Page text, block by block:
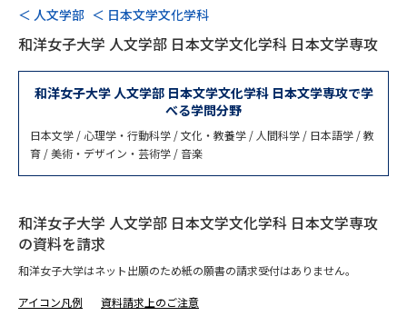
配慮案内」の請求
幼稚園教員資格認定試験 小学校教員資格認定試験
高等学校（情報）教員資格認定
大学研究 大学検索
大学で学べる内容や特徴を調べる
新増設大学・学部・学科特集
＜ 人文学部 ＜ 日本文学文化学科
和洋女子大学 人文学部 日本文学文化学科 日本文学専攻
和洋女子大学 人文学部 日本文学文化学科 日本文学専攻で学
べる学問分野
日本文学 / 心理学・行動科学 / 文化・教養学 / 人間科学 / 日本語学 / 教
育 / 美術・デザイン・芸術学 / 音楽
和洋女子大学 人文学部 日本文学文化学科 日本文学専攻
の資料を請求
和洋女子大学はネット出願のため紙の願書の請求受付はありません。
アイコン凡例 資料請求上のご注意